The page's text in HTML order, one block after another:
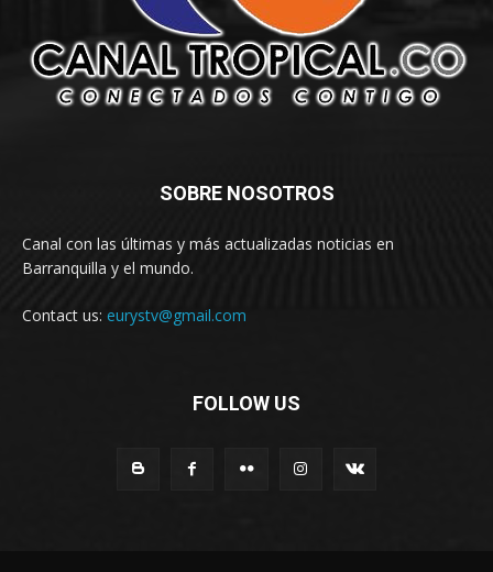
SOBRE NOSOTROS
Canal con las últimas y más actualizadas noticias en
Barranquilla y el mundo.
Contact us: eurystv@gmail.com
FOLLOW US